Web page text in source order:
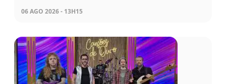
06 AGO 2026 - 13H15